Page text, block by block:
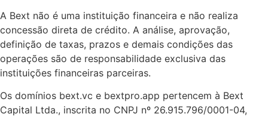
A Bext não é uma instituição financeira e não realiza
concessão direta de crédito. A análise, aprovação,
definição de taxas, prazos e demais condições das
operações são de responsabilidade exclusiva das
instituições financeiras parceiras.
Os domínios bext.vc e bextpro.app pertencem à Bext
Capital Ltda., inscrita no CNPJ nº 26.915.796/0001-04,